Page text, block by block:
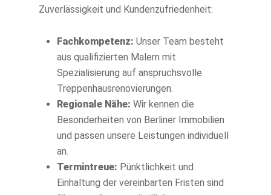
Zuverlässigkeit und Kundenzufriedenheit:
Fachkompetenz: Unser Team besteht
aus qualifizierten Malern mit
Spezialisierung auf anspruchsvolle
Treppenhausrenovierungen.
Regionale Nähe: Wir kennen die
Besonderheiten von Berliner Immobilien
und passen unsere Leistungen individuell
an.
Termintreue: Pünktlichkeit und
Einhaltung der vereinbarten Fristen sind